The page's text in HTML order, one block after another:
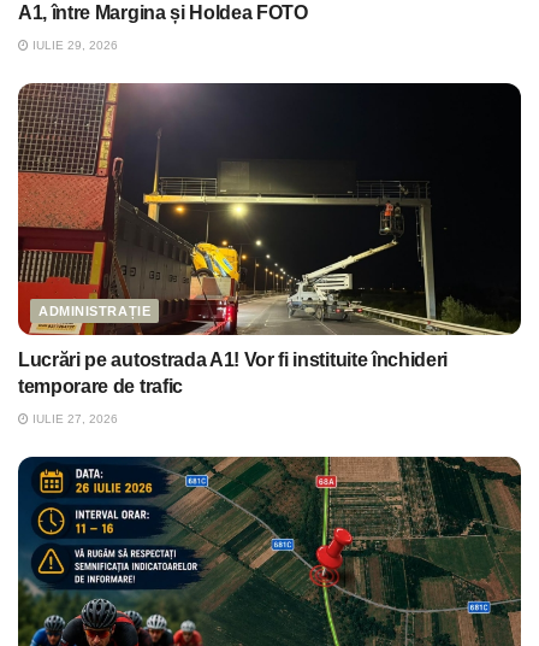
A1, între Margina și Holdea FOTO
IULIE 29, 2026
ADMINISTRAȚIE
Lucrări pe autostrada A1! Vor fi instituite închideri
temporare de trafic
IULIE 27, 2026